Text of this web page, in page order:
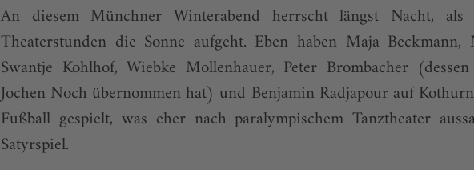
An diesem Münchner Winterabend herrscht längst Nacht, als
Theaterstunden die Sonne aufgeht. Eben haben Maja
Swantje Kohlhof, Wiebke Mollenhauer, Peter Brombacher
Jochen Noch übernommen hat) und Benjamin Radjapour auf
Fußball gespielt, was eher nach paralympischem Tanztheater
Satyrspiel.